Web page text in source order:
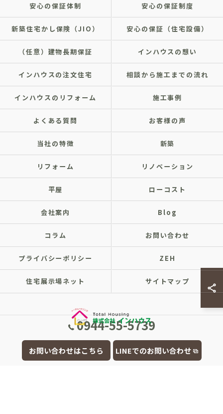
0944-55-5739
お問い合わせはこちら LINEでのお問い合わせ
安心の保証体制 安心の保証制度
新築住宅かし保険（JIO） 安心の保証（住宅設備）
（任意）建物長期保証 インハウスの想い
インハウスの注文住宅 相談から施工までの流れ
インハウスのリフォーム 施工事例
よくある質問 お客様の声
当社の特徴 新築
リフォーム リノベーション
平屋 ローコスト
会社案内 Blog
コラム お問い合わせ
プライバシーポリシー ZEH
住宅展示場ネット サイトマップ
© 2026 福岡県大牟田市の注文住宅なら株式会社インハウス ALL RIGHTS
RESERVED.